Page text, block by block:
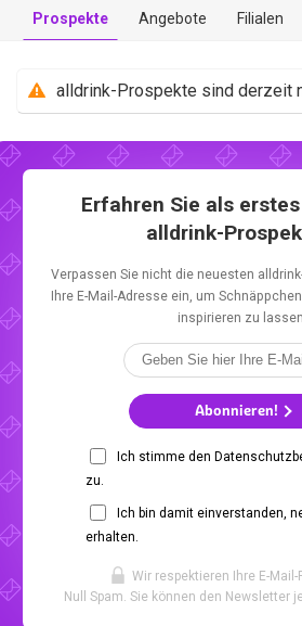
Prospekte Angebote Filialen
alldrink-Prospekte sind derzeit
Erfahren Sie als
alldrink-
Verpassen Sie nicht die neuesten
Ihre E-Mail-Adresse ein, um
inspirieren zu
Abonnieren!
Ich stimme den
zu.
Ich bin damit einverstanden,
erhalten.
Wir respektieren Ihre E-Mail-
Null Spam. Sie können den Newsletter